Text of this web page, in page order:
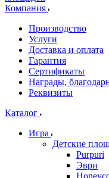
Компания
Производство
Услуги
Доставка и оплата
Гарантия
Сертификаты
Награды,
Реквизиты
Каталог
Игра
Детские
Purpuri
Эври